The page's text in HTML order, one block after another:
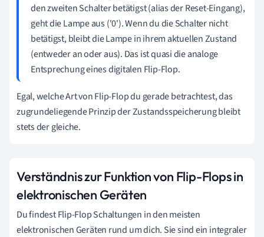
den zweiten Schalter betätigst (alias der Reset-Eingang),
geht die Lampe aus ('0'). Wenn du die Schalter nicht
betätigst, bleibt die Lampe in ihrem aktuellen Zustand
(entweder an oder aus). Das ist quasi die analoge
Entsprechung eines digitalen Flip-Flop.
Egal, welche Art von Flip-Flop du gerade betrachtest, das
zugrundeliegende Prinzip der Zustandsspeicherung bleibt
stets der gleiche.
Verständnis zur Funktion von Flip-Flops in
elektronischen Geräten
Du findest Flip-Flop Schaltungen in den meisten
elektronischen Geräten rund um dich. Sie sind ein integraler